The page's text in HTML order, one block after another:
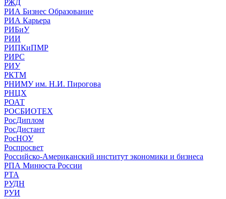
РЖД
РИА Бизнес Образование
РИА Карьера
РИБиУ
РИИ
РИПКиПМР
РИРС
РИУ
РКТМ
РНИМУ им. Н.И. Пирогова
РНЦХ
РОАТ
РОСБИОТЕХ
РосДиплом
РосДистант
РосНОУ
Роспросвет
Российско-Американский институт экономики и бизнеса
РПА Минюста России
РТА
РУДН
РУИ